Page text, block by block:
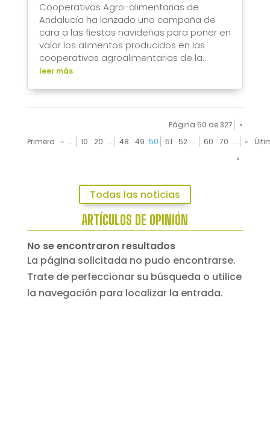
Cooperativas Agro-alimentarias de
Andalucía ha lanzado una campaña de
cara a las fiestas navideñas para poner en
valor los alimentos producidos en las
cooperativas agroalimentarias de la...
leer más
Página 50 de 327
«
Primera
« ... 10 20 ... 48 49 50 51 52 ... 60 70 ... »
»
Todas las noticias
ARTÍCULOS DE OPINIÓN
No se encontraron resultados
La página solicitada no pudo encontrarse.
Trate de perfeccionar su búsqueda o utilice
la navegación para localizar la entrada.